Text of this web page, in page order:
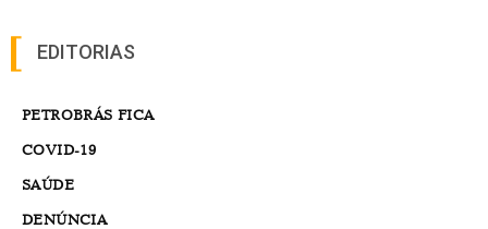
EDITORIAS
PETROBRÁS FICA
COVID-19
SAÚDE
DENÚNCIA